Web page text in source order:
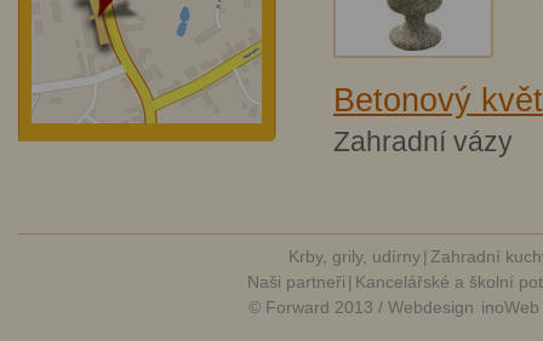
Betonový
Zahradní vázy
Krby, grily, udírny | Zahradní
Naši partneři | Kancelářské a školní
© Forward 2013 / Webdesign inoWeb